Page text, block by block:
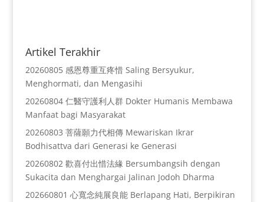
Artikel Terakhir
20260805 感恩尊重互疼惜 Saling Bersyukur,
Menghormati, dan Mengasihi
20260804 仁醫守護利人群 Dokter Humanis Membawa
Manfaat bagi Masyarakat
20260803 菩薩願力代相傳 Mewariskan Ikrar
Bodhisattva dari Generasi ke Generasi
20260802 歡喜付出惜法緣 Bersumbangsih dengan
Sukacita dan Menghargai Jalinan Jodoh Dharma
202660801 心寬念純展良能 Berlapang Hati, Berpikiran